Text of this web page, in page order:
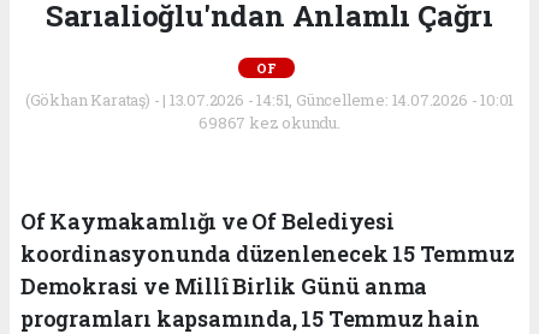
Sarıalioğlu'ndan Anlamlı Çağrı
OF
(Gökhan Karataş) - | 13.07.2026 - 14:51, Güncelleme: 14.07.2026 - 10:01
69867 kez okundu.
Of Kaymakamlığı ve Of Belediyesi
koordinasyonunda düzenlenecek 15 Temmuz
Demokrasi ve Millî Birlik Günü anma
programları kapsamında, 15 Temmuz hain